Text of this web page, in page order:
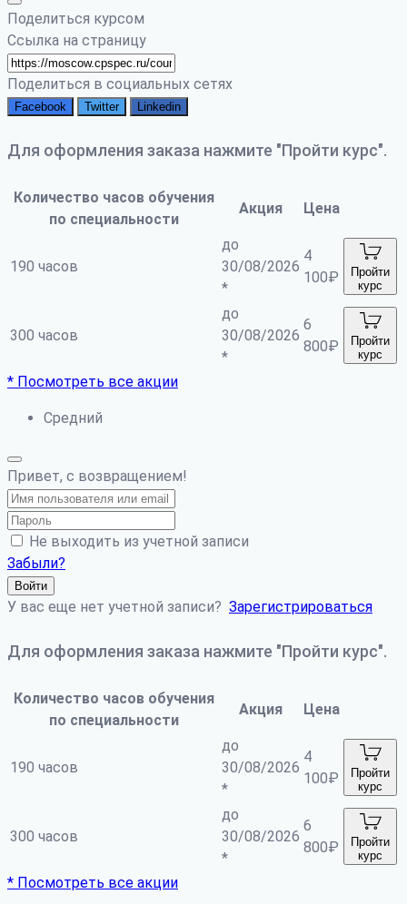
Поделиться курсом
Ссылка на страницу
Поделиться в социальных сетях
Facebook Twitter Linkedin
Для оформления заказа нажмите "Пройти курс".
Количество часов обучения
по специальности
Акция Цена
190 часов
до
30/08/2026
*
4
100₽
Пройти
курс
300 часов
до
30/08/2026
*
6
800₽
Пройти
курс
* Посмотреть все акции
Средний
Привет, с возвращением!
Не выходить из учетной записи
Забыли?
Войти
У вас еще нет учетной записи? Зарегистрироваться
Для оформления заказа нажмите "Пройти курс".
Количество часов обучения
по специальности
Акция Цена
190 часов
до
30/08/2026
*
4
100₽
Пройти
курс
300 часов
до
30/08/2026
*
6
800₽
Пройти
курс
* Посмотреть все акции